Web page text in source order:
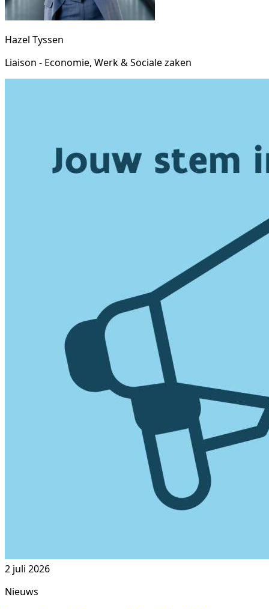
Hazel Tyssen
Liaison - Economie, Werk & Sociale zaken
2 juli 2026
Nieuws